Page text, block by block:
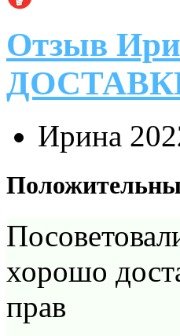
Отзыв
Ирина
хорошо
прав